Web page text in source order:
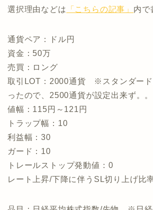
選択理由などは 「こちらの記事」 内で
通貨ペア：ドル円
資金：50万
売買：ロング
取引LOT：2000通貨 ※スタンダード
ったので、2500通貨が設定出来ず。。
値幅：115円～121円
トラップ幅：10
利益幅：30
ガード：10
トレールストップ発動値：0
レート上昇/下降に伴うSL切り上げ比